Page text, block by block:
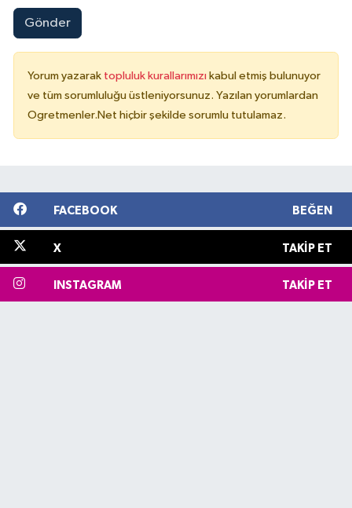
Gönder
Yorum yazarak topluluk kurallarımızı kabul etmiş bulunuyor
ve tüm sorumluluğu üstleniyorsunuz. Yazılan yorumlardan
Ogretmenler.Net hiçbir şekilde sorumlu tutulamaz.
FACEBOOK BEĞEN
X TAKIP ET
INSTAGRAM TAKIP ET